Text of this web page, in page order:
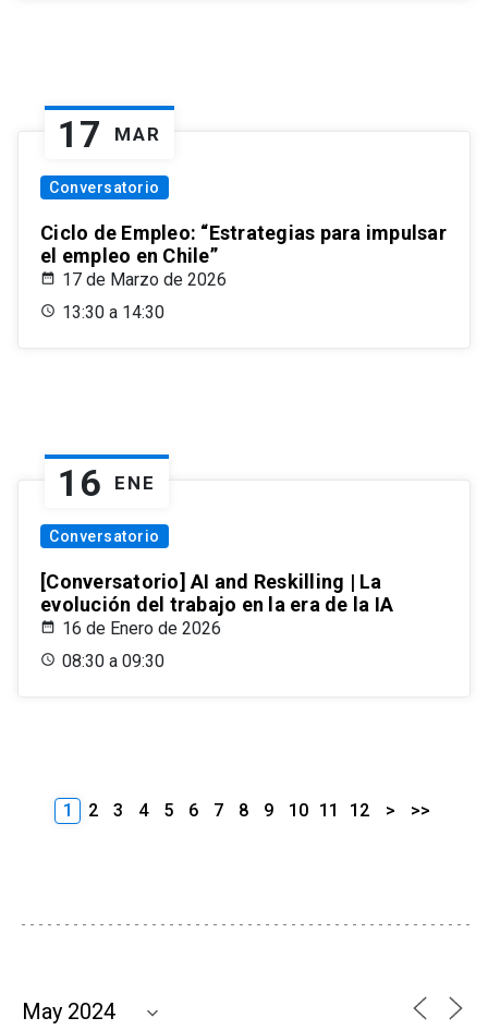
17 MAR
Conversatorio
Ciclo de Empleo: “Estrategias para impulsar
el empleo en Chile”
17 de Marzo de 2026
13:30 a 14:30
16 ENE
Conversatorio
[Conversatorio] AI and Reskilling | La
evolución del trabajo en la era de la IA
16 de Enero de 2026
08:30 a 09:30
1 2 3 4 5 6 7 8 9 10 11 12 > >>